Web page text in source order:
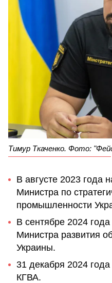
Тимур Ткаченко. Фото:
В августе 2023 года
Министра по
промышленности
В сентябре 2024
Министра развития
Украины.
31 декабря 2024
КГВА.